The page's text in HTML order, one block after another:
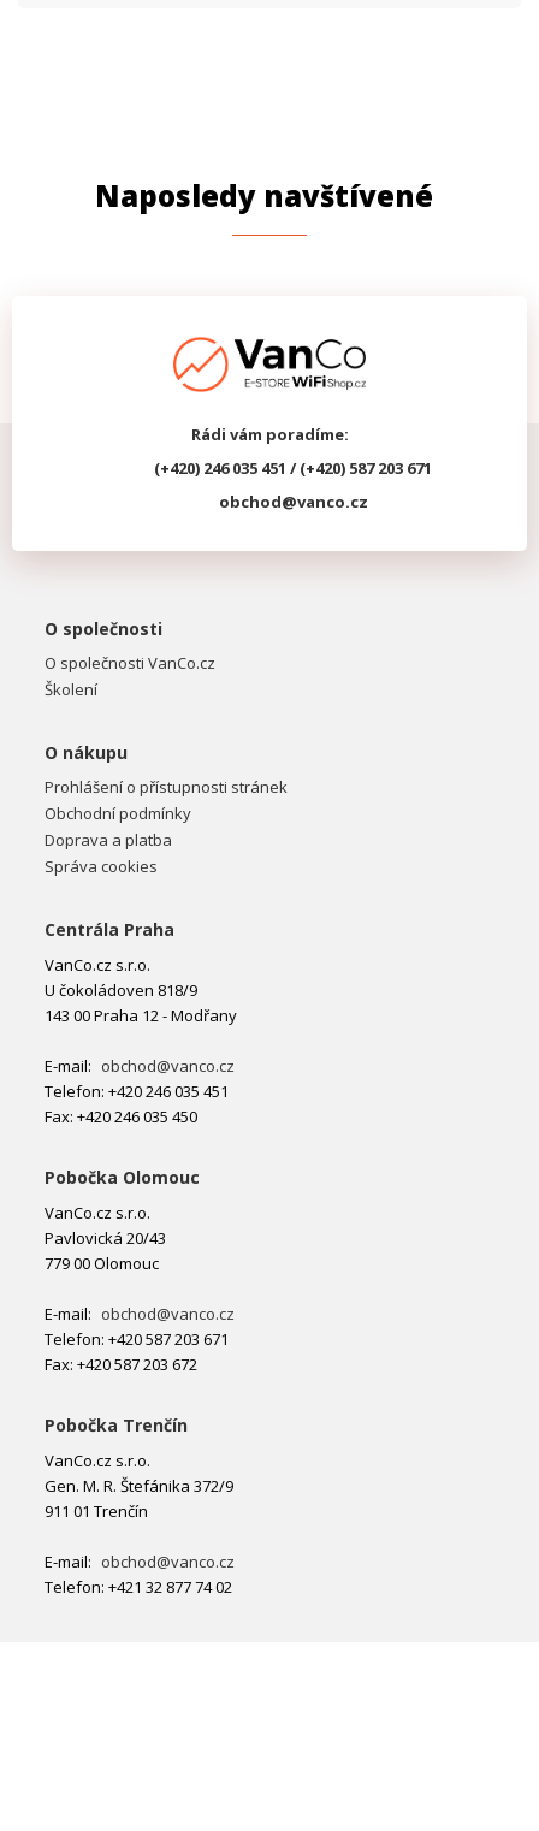
Naposledy navštívené
Rádi vám poradíme:
(+420) 246 035 451 / (+420) 587 203 671
obchod@vanco.cz
O společnosti
O společnosti VanCo.cz
Školení
O nákupu
Prohlášení o přístupnosti stránek
Obchodní podmínky
Doprava a platba
Správa cookies
Centrála Praha
VanCo.cz s.r.o.
U čokoládoven 818/9
143 00 Praha 12 - Modřany
E-mail: obchod@vanco.cz
Telefon: +420 246 035 451
Fax: +420 246 035 450
Pobočka Olomouc
VanCo.cz s.r.o.
Pavlovická 20/43
779 00 Olomouc
E-mail: obchod@vanco.cz
Telefon: +420 587 203 671
Fax: +420 587 203 672
Pobočka Trenčín
VanCo.cz s.r.o.
Gen. M. R. Štefánika 372/9
911 01 Trenčín
E-mail: obchod@vanco.cz
Telefon: +421 32 877 74 02